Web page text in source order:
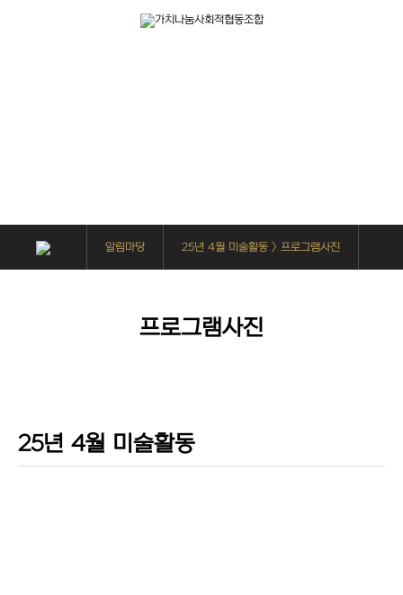
알림마당 25년 4월 미술활동 > 프로그램사진
프로그램사진
25년 4월 미술활동